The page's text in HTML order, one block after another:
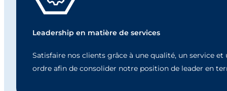
Leadership en matière de services
Satisfaire nos clients grâce à une qualité, un service
ordre afin de consolider notre position de leader en